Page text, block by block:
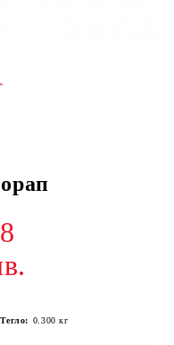
Тегло: 0.300 кг